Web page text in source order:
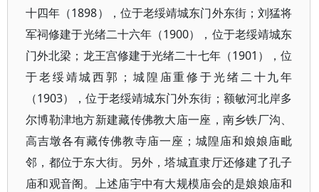
十四年（1898），位于老绥靖城东门外东街；刘猛将
军祠修建于光绪二十六年（1900），位于老绥靖城东
门外北梁；龙王宫修建于光绪二十七年（1901），位
于老绥靖城西郭；城隍庙重修于光绪二十九年
（1903），位于老绥靖城东门外东街；额敏河北岸多
尔博勒津地方新建藏传佛教大庙一座，南乡铁厂沟、
高吉墩各有藏传佛教寺庙一座；城隍庙和娘娘庙毗
邻，都位于东大街。另外，塔城直隶厅还修建了孔子
庙和观音阁。上述庙宇中有大规模庙会的是娘娘庙和